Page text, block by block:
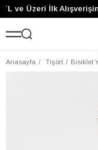
ve Üzeri İlk
Anasayfa Tişört Bisiklet